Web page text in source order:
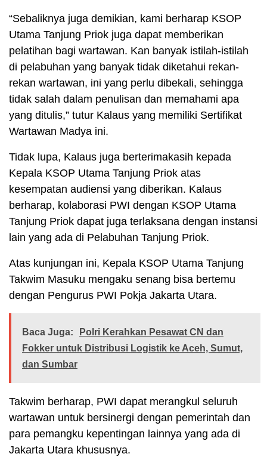
“Sebaliknya juga demikian, kami berharap KSOP
Utama Tanjung Priok juga dapat memberikan
pelatihan bagi wartawan. Kan banyak istilah-istilah
di pelabuhan yang banyak tidak diketahui rekan-
rekan wartawan, ini yang perlu dibekali, sehingga
tidak salah dalam penulisan dan memahami apa
yang ditulis,” tutur Kalaus yang memiliki Sertifikat
Wartawan Madya ini.
Tidak lupa, Kalaus juga berterimakasih kepada
Kepala KSOP Utama Tanjung Priok atas
kesempatan audiensi yang diberikan. Kalaus
berharap, kolaborasi PWI dengan KSOP Utama
Tanjung Priok dapat juga terlaksana dengan instansi
lain yang ada di Pelabuhan Tanjung Priok.
Atas kunjungan ini, Kepala KSOP Utama Tanjung
Takwim Masuku mengaku senang bisa bertemu
dengan Pengurus PWI Pokja Jakarta Utara.
Baca Juga:
Polri Kerahkan Pesawat CN dan
Fokker untuk Distribusi Logistik ke Aceh, Sumut,
dan Sumbar
Takwim berharap, PWI dapat merangkul seluruh
wartawan untuk bersinergi dengan pemerintah dan
para pemangku kepentingan lainnya yang ada di
Jakarta Utara khususnya.